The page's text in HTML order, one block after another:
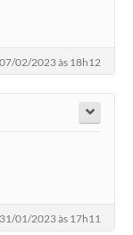
02/2023 às 18h12
01/2023 às 17h11